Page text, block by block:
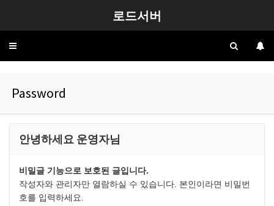
로드서버
Toggle
Password
안녕하세요 운영자님
비밀글 기능으로 보호된 글입니다.
작성자와 관리자만 열람하실 수 있습니다. 본인이라면 비밀번
호를 입력하세요.